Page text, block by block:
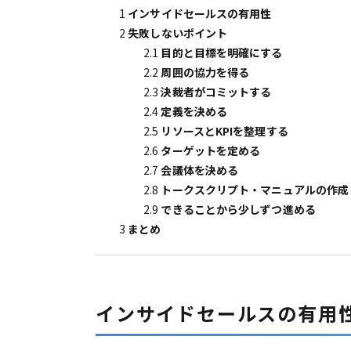
1 インサイドセールスの有用性
2 失敗しないポイント
2.1 目的と目標を明確にする
2.2 周囲の協力を得る
2.3 決裁者がコミットする
2.4定義を決める
2.5 リソースとKPIを整理する
2.6 ターゲットを定める
2.7 会議体を決める
2.8 トークスクリプト・マニュアルの作成
2.9 できることから少しずつ進める
3 まとめ
インサイドセールスの有用